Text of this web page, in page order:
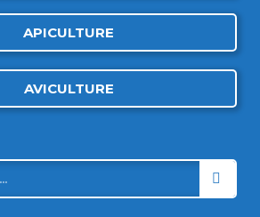
APICULTURE
AVICULTURE